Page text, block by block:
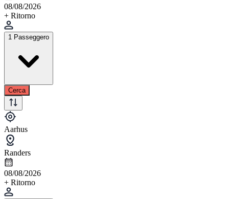
08/08/2026
+ Ritorno
1 Passeggero
Cerca
Aarhus
Randers
08/08/2026
+ Ritorno